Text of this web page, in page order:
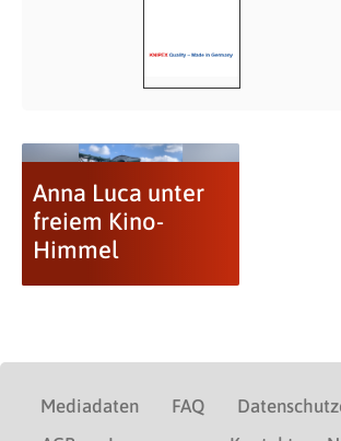
Anna Luca unter
freiem Kino-
Himmel
Mediadaten FAQ